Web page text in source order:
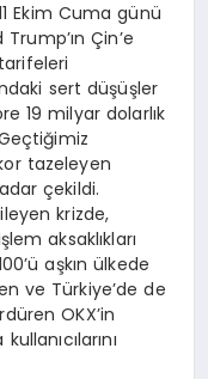
Ekim Cuma günü
Çin’e
sert düşüşler
19 milyar dolarlık
tazeleyen
çekildi.
krizde,
aksaklıkları
aşkın ülkede
ve Türkiye’de de
OKX’in